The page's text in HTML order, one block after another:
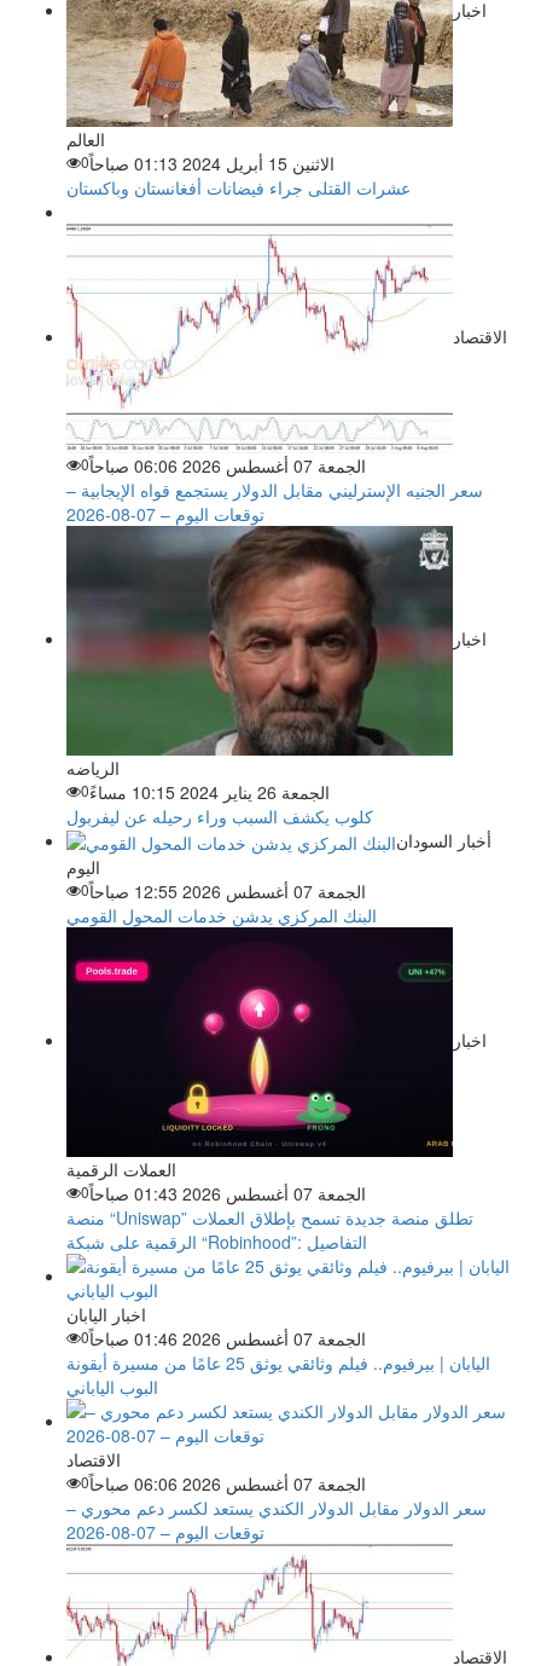
اخبار
العالم
الاثنين 15 أبريل 2024 01:13 صباحاً
0
عشرات القتلى جراء فيضانات أفغانستان وباكستان
الاقتصاد
الجمعة 07 أغسطس 2026 06:06 صباحاً 0
سعر الجنيه الإسترليني مقابل الدولار يستجمع قواه الإيجابية –
توقعات اليوم – 07-08-2026
اخبار
الرياضه
الجمعة 26 يناير 2024 10:15 مساءً
0
كلوب يكشف السبب وراء رحيله عن ليفربول
أخبار السودان
اليوم
الجمعة 07 أغسطس 2026 12:55 صباحاً
0
البنك المركزي يدشن خدمات المحول القومي
اخبار
العملات الرقمية
الجمعة 07 أغسطس 2026 01:43 صباحاً
0
منصة “Uniswap” تطلق منصة جديدة تسمح بإطلاق العملات
الرقمية على شبكة “Robinhood”: التفاصيل
اخبار اليابان
الجمعة 07 أغسطس 2026 01:46 صباحاً
0
اليابان | بيرفيوم.. فيلم وثائقي يوثق 25 عامًا من مسيرة أيقونة
البوب الياباني
الاقتصاد
الجمعة 07 أغسطس 2026 06:06 صباحاً
0
سعر الدولار مقابل الدولار الكندي يستعد لكسر دعم محوري –
توقعات اليوم – 07-08-2026
الاقتصاد